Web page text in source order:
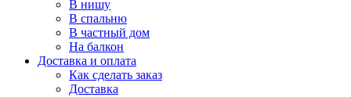
В нишу
В спальню
В частный дом
На балкон
Доставка и оплата
Как сделать заказ
Доставка